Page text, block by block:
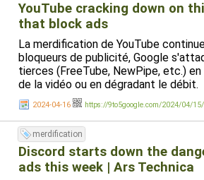
YouTube cracking down on
that block ads
La merdification de YouTube
bloqueurs de publicité, Google
tierces (FreeTube, NewPipe, etc.)
de la vidéo ou en dégradant le débit.
2024-04-16 https://9to5google.com/2024/04/
merdification
Discord starts down the
ads this week | Ars Technica